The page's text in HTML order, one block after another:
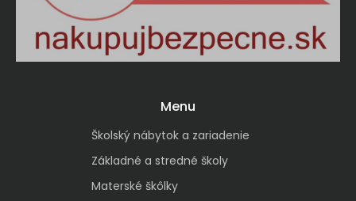
Menu
Školský nábytok a zariadenie
Základné a stredné školy
Materské škôlky